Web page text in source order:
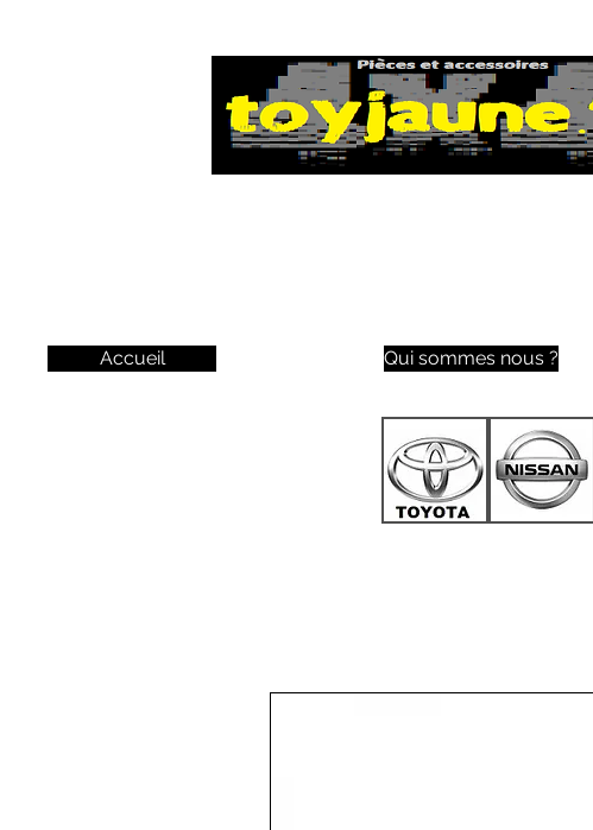
Accueil Qui sommes nous ?